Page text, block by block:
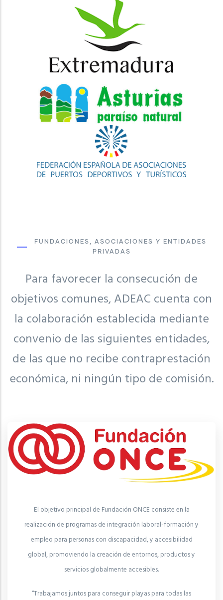
FUNDACIONES, ASOCIACIONES Y ENTIDADES
PRIVADAS
Para favorecer la consecución de
objetivos comunes, ADEAC cuenta con
la colaboración establecida mediante
convenio de las siguientes entidades,
de las que no recibe contraprestación
económica, ni ningún tipo de comisión.
El objetivo principal de Fundación ONCE consiste en la
realización de programas de integración laboral-formación y
empleo para personas con discapacidad, y accesibilidad
global, promoviendo la creación de entornos, productos y
servicios globalmente accesibles.
“Trabajamos juntos para conseguir playas para todas las